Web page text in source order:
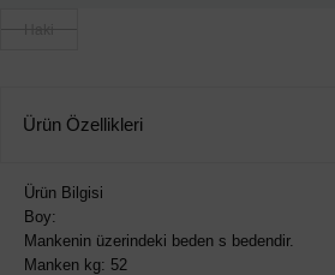
Ürün Özellikleri
Ürün Bilgisi
Boy:
Mankenin üzerindeki beden s bedendir.
Manken kg: 52